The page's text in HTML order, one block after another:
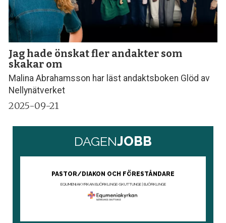
Jag hade önskat fler andakter som
skakar om
Malina Abrahamsson har läst andaktsboken Glöd av
Nellynätverket
2025-09-21